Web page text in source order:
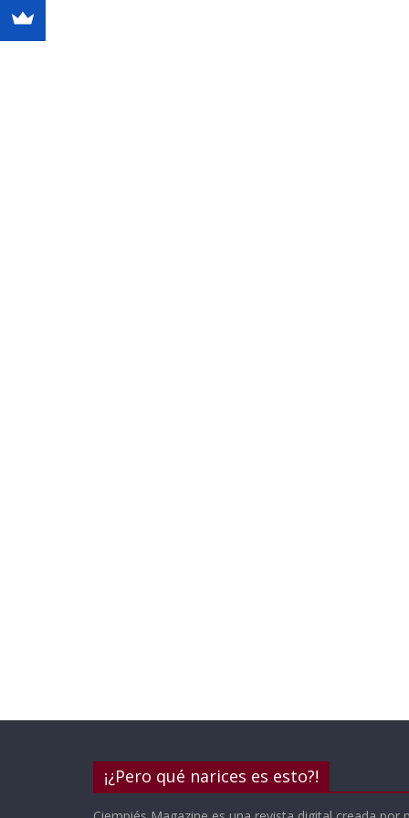
¡¿Pero qué narices es esto?!